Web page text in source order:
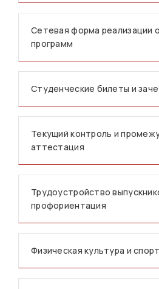
Сетевая форма реализации
программ
Студенческие билеты и
Текущий контроль и
аттестация
Трудоустройство
профориентация
Физическая культура и спорт